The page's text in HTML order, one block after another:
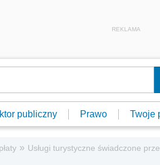
REKLAMA
publiczny Prawo Twoje
» Usługi turystyczne świadczone